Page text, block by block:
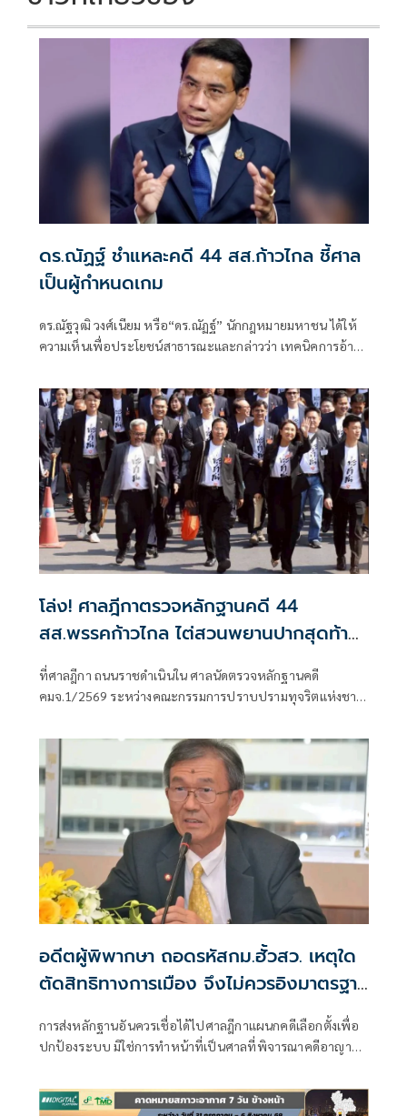
ดร.ณัฏฐ์ ชำแหละคดี 44 สส.ก้าวไกล ชี้ศาล
เป็นผู้กำหนดเกม
ดร.ณัฐวุฒิ วงศ์เนียม หรือ“ดร.ณัฏฐ์” นักกฎหมายมหาชน ได้ให้
ความเห็นเพื่อประโยชน์สาธารณะและกล่าวว่า เทคนิคการอ้าง
โล่ง! ศาลฎีกาตรวจหลักฐานคดี 44
สส.พรรคก้าวไกล ไต่สวนพยานปากสุดท้าย
18 พ.ค.ปีหน้าก่อนนัดตัดสิน
ที่ศาลฎีกา ถนนราชดำเนินใน ศาลนัดตรวจหลักฐานคดี
คมจ.1/2569 ระหว่างคณะกรรมการปราบปรามทุจริตแห่งชาติ
อดีตผู้พิพากษา ถอดรหัสกม.ฮั้วสว. เหตุใด
ตัดสิทธิทางการเมือง จึงไม่ควรอิงมาตรฐาน
เดียวกับคดีอาญา
การส่งหลักฐานอันควรเชื่อได้ไปศาลฎีกาแผนกคดีเลือกตั้งเพื่อ
ปกป้องระบบ มิใช่การทำหน้าที่เป็นศาลที่พิจารณาคดีอาญา